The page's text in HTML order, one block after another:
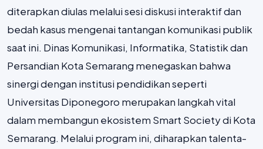
diterapkan diulas melalui sesi diskusi interaktif dan
bedah kasus mengenai tantangan komunikasi publik
saat ini. Dinas Komunikasi, Informatika, Statistik dan
Persandian Kota Semarang menegaskan bahwa
sinergi dengan institusi pendidikan seperti
Universitas Diponegoro merupakan langkah vital
dalam membangun ekosistem Smart Society di Kota
Semarang. Melalui program ini, diharapkan talenta-